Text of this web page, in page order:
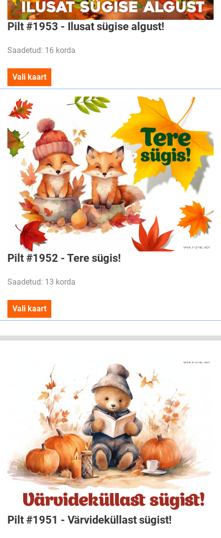
Pilt #1953 - Ilusat sügise algust!
Saadetud: 16 korda
Vali kaart
Pilt #1952 - Tere sügis!
Saadetud: 13 korda
Vali kaart
Pilt #1951 - Värvideküllast sügist!